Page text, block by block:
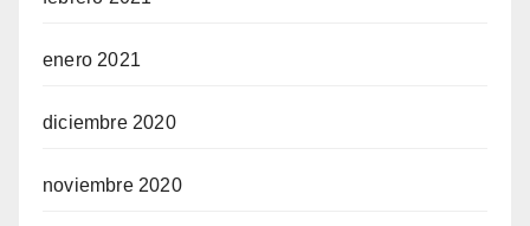
enero 2021
diciembre 2020
noviembre 2020